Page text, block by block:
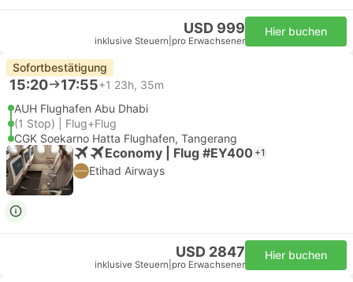
USD 999
inklusive Steuern pro Erwachsener
Hier buchen
Sofortbestätigung
15:20 17:55+1 23h, 35m
AUH Flughafen Abu Dhabi
(1 Stop) | Flug+Flug
CGK Soekarno Hatta Flughafen, Tangerang
Economy | Flug #EY400 +1
Etihad Airways
USD 2847
inklusive Steuern pro Erwachsener
Hier buchen